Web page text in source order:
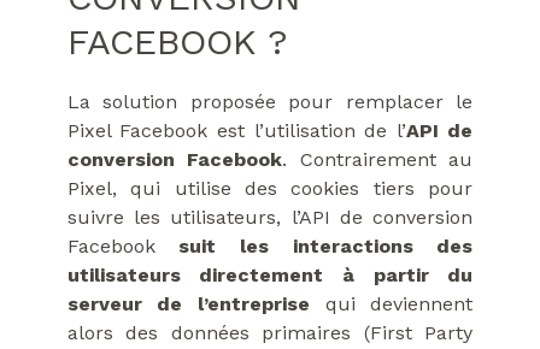
FACEBOOK ?
La solution proposée pour remplacer le
Pixel Facebook est l’utilisation de l’API de
conversion Facebook. Contrairement au
Pixel, qui utilise des cookies tiers pour
suivre les utilisateurs, l’API de conversion
Facebook suit les interactions des
utilisateurs directement à partir du
serveur de l’entreprise qui deviennent
alors des données primaires (First Party